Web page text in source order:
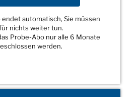
endet automatisch, Sie müssen
nichts weiter tun.
Probe-Abo nur alle 6 Monate
werden.